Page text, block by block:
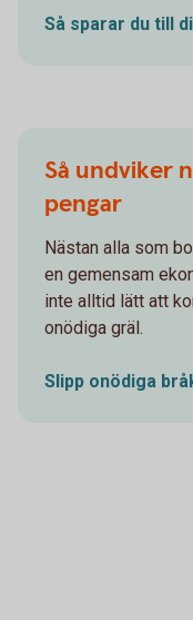
Så sparar du till
Så undviker
pengar
Nästan alla som
en gemensam
inte alltid lätt att
onödiga gräl.
Slipp onödiga